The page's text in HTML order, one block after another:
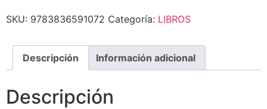
SKU: 9783836591072 Categoría: LIBROS
Descripción Información adicional
Descripción